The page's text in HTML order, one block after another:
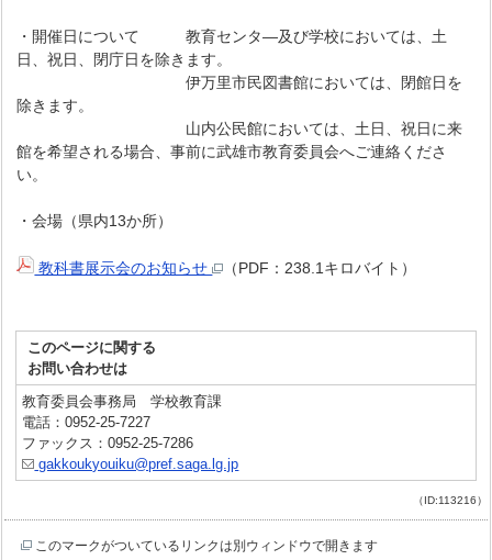
・開催日について 教育センタ―及び学校においては、土
日、祝日、閉庁日を除きます。
伊万里市民図書館においては、閉館日を
除きます。
山内公民館においては、土日、祝日に来
館を希望される場合、事前に武雄市教育委員会へご連絡くださ
い。
・会場（県内13か所）
教科書展示会のお知らせ （PDF：238.1キロバイト）
このページに関する
お問い合わせは
教育委員会事務局 学校教育課
電話：0952-25-7227
ファックス：0952-25-7286
gakkoukyouiku@pref.saga.lg.jp
（ID:113216）
このマークがついているリンクは別ウィンドウで開きます